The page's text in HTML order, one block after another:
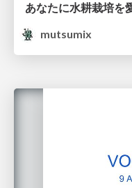
あなたに水耕栽培を
mutsumix